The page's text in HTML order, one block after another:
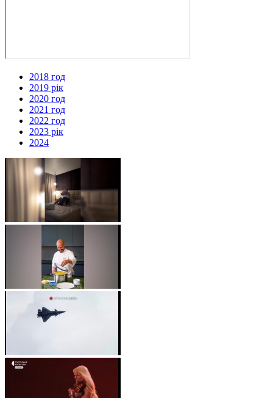
2018 год
2019 рік
2020 год
2021 год
2022 год
2023 рік
2024